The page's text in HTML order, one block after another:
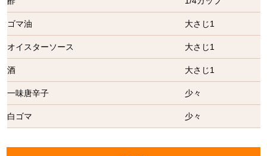
ゴマ油 大さじ1
オイスターソース 大さじ1
酒 大さじ1
一味唐辛子 少々
白ゴマ 少々